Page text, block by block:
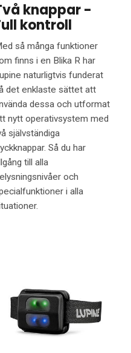
knappar -
kontroll
så många funktioner
finns i en Blika R har
naturligtvis funderat
det enklaste sättet att
dessa och utformat
nytt operativsystem med
självständiga
Så du har
till alla
och
i alla